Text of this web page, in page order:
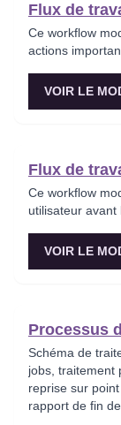
Flux de
Ce workflow
actions
VOIR LE
Flux de
Ce workflow
utilisateur avant
VOIR LE
Processus
Schéma de
jobs, traitement
reprise sur
rapport de fin